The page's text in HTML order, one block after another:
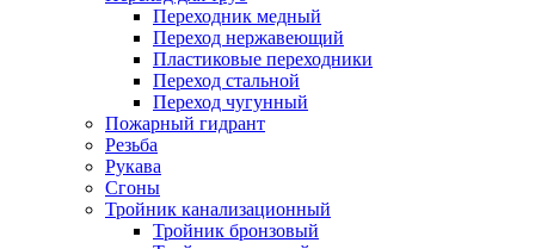
Переходник медный
Переход нержавеющий
Пластиковые переходники
Переход стальной
Переход чугунный
Пожарный гидрант
Резьба
Рукава
Сгоны
Тройник канализационный
Тройник бронзовый